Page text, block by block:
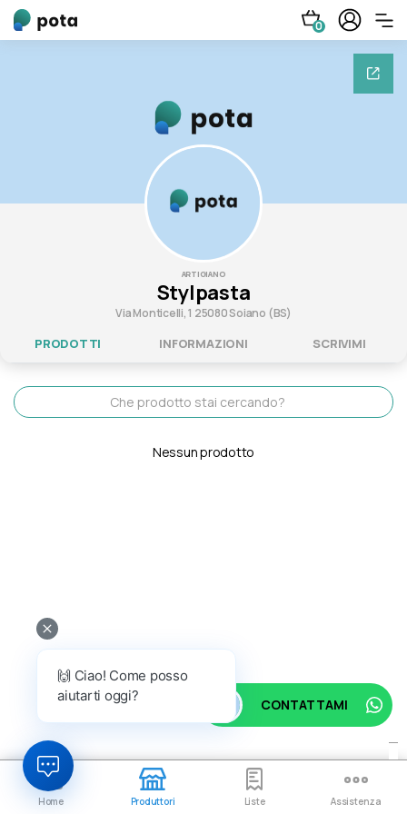
0
ARTIGIANO
Stylpasta
Via Monticelli, 1 25080 Soiano (BS)
PRODOTTI INFORMAZIONI SCRIVIMI
Nessun prodotto
Home Produttori Liste Assistenza
CONTATTAMI
🙌 Ciao! Come posso
aiutarti oggi?